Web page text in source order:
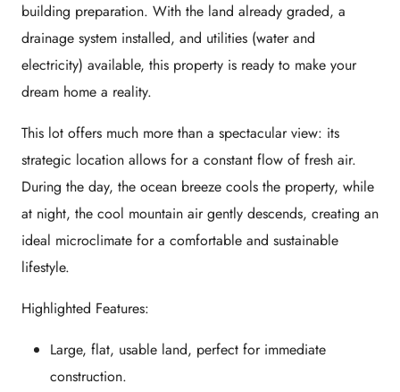
building preparation. With the land already graded, a
drainage system installed, and utilities (water and
electricity) available, this property is ready to make your
dream home a reality.
This lot offers much more than a spectacular view: its
strategic location allows for a constant flow of fresh air.
During the day, the ocean breeze cools the property, while
at night, the cool mountain air gently descends, creating an
ideal microclimate for a comfortable and sustainable
lifestyle.
Highlighted Features:
Large, flat, usable land, perfect for immediate
construction.